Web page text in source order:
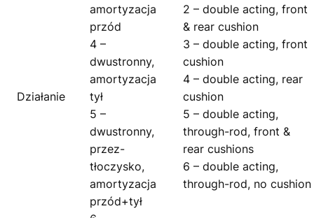
Działanie
amortyzacja
przód
4 –
dwustronny,
amortyzacja
tył
5 –
dwustronny,
przez-
tłoczysko,
amortyzacja
przód+tył
2 – double acting, front
& rear cushion
3 – double acting, front
cushion
4 – double acting, rear
cushion
5 – double acting,
through-rod, front &
rear cushions
6 – double acting,
through-rod, no cushion